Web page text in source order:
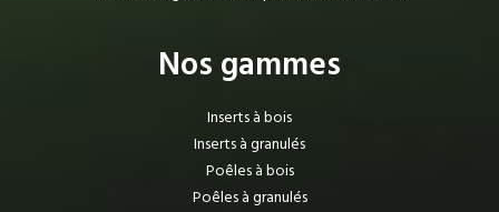
Nos gammes
Inserts à bois
Inserts à granulés
Poêles à bois
Poêles à granulés